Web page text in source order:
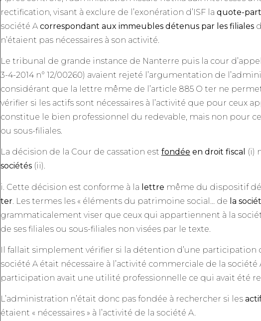
rectification, visant à exclure de l’exonération d’ISF la quote-
société A correspondant aux immeubles détenus par les filiales
n’étaient pas nécessaires à son activité.
Le tribunal de grande instance de Nanterre puis la cour
3-4-2014 n° 12/00260) avaient rejeté l’argumentation de
considérant que la lettre même de l’article 885 O ter ne
vérifier si les actifs sont nécessaires à l’activité que pour ceux
constitue le bien professionnel du redevable, mais non pour
ou sous-filiales.
La décision de la Cour de cassation est fondée en droit fiscal (i)
sociétés(ii).
i. Cette décision est conforme à la lettre même du dispositif
ter. Les termes les « éléments du patrimoine social… de la
grammaticalement viser que ceux qui appartiennent à la
de ses filiales ou sous-filiales non visées par le texte.
Il fallait simplement vérifier si la détention d’une participation
société A était nécessaire à l’activité commerciale de la société
participation avait une utilité professionnelle ce qui avait été
L’administration n’était donc pas fondée à rechercher si les
étaient « nécessaires » à l’activité de la société A.